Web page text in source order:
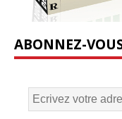
ABONNEZ-